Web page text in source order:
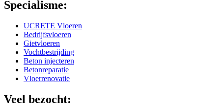
Specialisme:
UCRETE Vloeren
Bedrijfsvloeren
Gietvloeren
Vochtbestrijding
Beton injecteren
Betonreparatie
Vloerrenovatie
Veel bezocht: